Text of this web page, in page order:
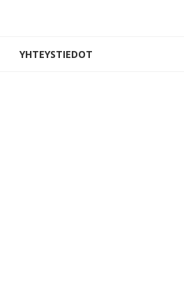
YHTEYSTIEDOT